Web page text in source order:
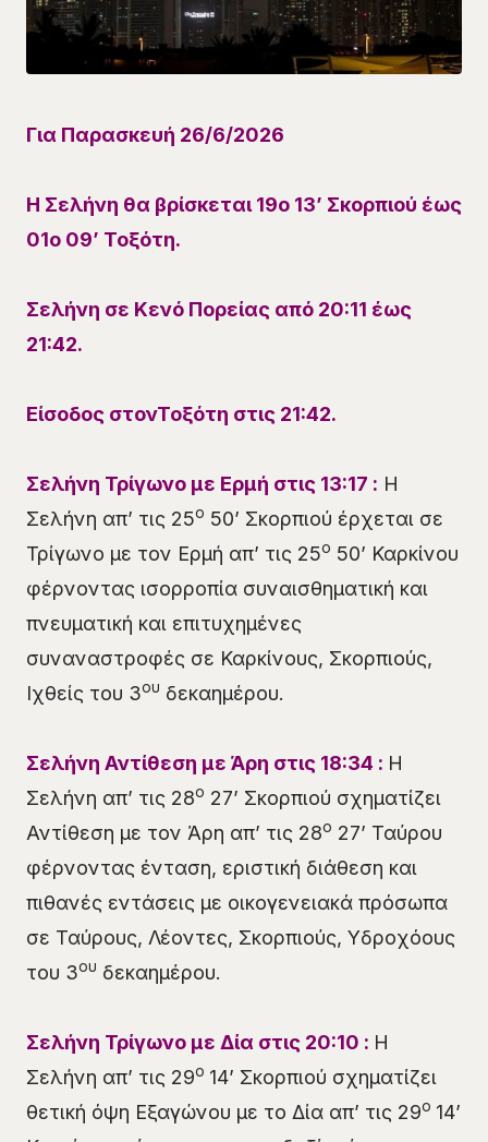
Για Παρασκευή 26/6/2026
Η Σελήνη θα βρίσκεται 19ο 13’ Σκορπιού έως
01ο 09’ Τοξότη.
Σελήνη σε Κενό Πορείας από 20:11 έως
21:42.
Είσοδος στονΤοξότη στις 21:42.
Σελήνη Τρίγωνο με Ερμή στις 13:17 : Η
Σελήνη απ’ τις 25ο 50’ Σκορπιού έρχεται σε
Τρίγωνο με τον Ερμή απ’ τις 25ο 50’ Καρκίνου
φέρνοντας ισορροπία συναισθηματική και
πνευματική και επιτυχημένες
συναναστροφές σε Καρκίνους, Σκορπιούς,
Ιχθείς του 3ου δεκαημέρου.
Σελήνη Αντίθεση με Άρη στις 18:34 : Η
Σελήνη απ’ τις 28ο 27’ Σκορπιού σχηματίζει
Αντίθεση με τον Άρη απ’ τις 28ο 27’ Ταύρου
φέρνοντας ένταση, εριστική διάθεση και
πιθανές εντάσεις με οικογενειακά πρόσωπα
σε Ταύρους, Λέοντες, Σκορπιούς, Υδροχόους
του 3ου δεκαημέρου.
Σελήνη Τρίγωνο με Δία στις 20:10 : Η
Σελήνη απ’ τις 29ο 14’ Σκορπιού σχηματίζει
θετική όψη Εξαγώνου με το Δία απ’ τις 29ο 14’